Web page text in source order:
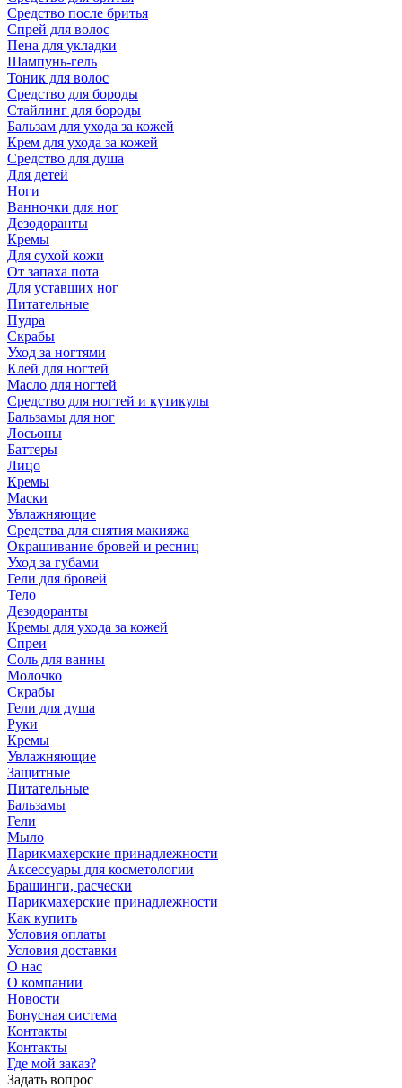
Средство после бритья
Спрей для волос
Пена для укладки
Шампунь-гель
Тоник для волос
Средство для бороды
Стайлинг для бороды
Бальзам для ухода за кожей
Крем для ухода за кожей
Средство для душа
Для детей
Ноги
Ванночки для ног
Дезодоранты
Кремы
Для сухой кожи
От запаха пота
Для уставших ног
Питательные
Пудра
Скрабы
Уход за ногтями
Клей для ногтей
Масло для ногтей
Средство для ногтей и кутикулы
Бальзамы для ног
Лосьоны
Баттеры
Лицо
Кремы
Маски
Увлажняющие
Средства для снятия макияжа
Окрашивание бровей и ресниц
Уход за губами
Гели для бровей
Тело
Дезодоранты
Кремы для ухода за кожей
Спреи
Соль для ванны
Молочко
Скрабы
Гели для душа
Руки
Кремы
Увлажняющие
Защитные
Питательные
Бальзамы
Гели
Мыло
Парикмахерские принадлежности
Аксессуары для косметологии
Брашинги, расчески
Парикмахерские принадлежности
Как купить
Условия оплаты
Условия доставки
О нас
О компании
Новости
Бонусная система
Контакты
Контакты
Где мой заказ?
Задать вопрос